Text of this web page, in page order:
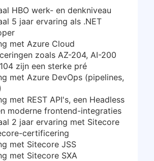
HBO werk- en denkniveau
5 jaar ervaring als .NET
met Azure Cloud
zoals AZ-204, AI-200
zijn een sterke pré
met Azure DevOps (pipelines,
met REST API's, een Headless
moderne frontend-integraties
2 jaar ervaring met Sitecore
certificering
met Sitecore JSS
met Sitecore SXA